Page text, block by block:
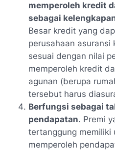
memperoleh kredit
sebagai
Besar kredit yang
perusahaan
sesuai dengan nilai
memperoleh kredit
agunan (berupa
tersebut harus
Berfungsi sebagai
pendapatan. Premi
tertanggung memiliki
memperoleh